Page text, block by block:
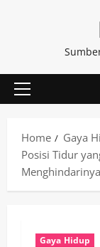
Primary
Home
Gaya
Posisi Tidur
Menghindarinya
Gaya Hidup